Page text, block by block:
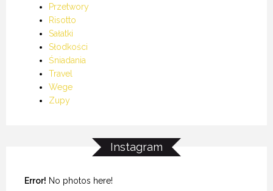
Przetwory
Risotto
Sałatki
Słodkości
Śniadania
Travel
Wege
Zupy
Instagram
Error! No photos here!